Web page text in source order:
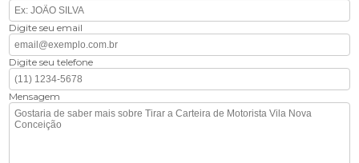
Digite seu email
Digite seu telefone
Mensagem